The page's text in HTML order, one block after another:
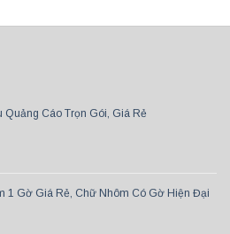
Quảng Cáo Trọn Gói, Giá Rẻ
1 Gờ Giá Rẻ, Chữ Nhôm Có Gờ Hiện Đại